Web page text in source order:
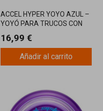
ACCEL HYPER YOYO AZUL –
YOYÓ PARA TRUCOS CON
SISTEMA ACCEL
16,99 €
Añadir al carrito